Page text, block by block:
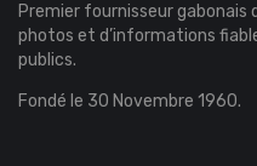
Premier fournisseur gabonais
photos et d’informations
publics.
Fondé le 30 Novembre 1960.